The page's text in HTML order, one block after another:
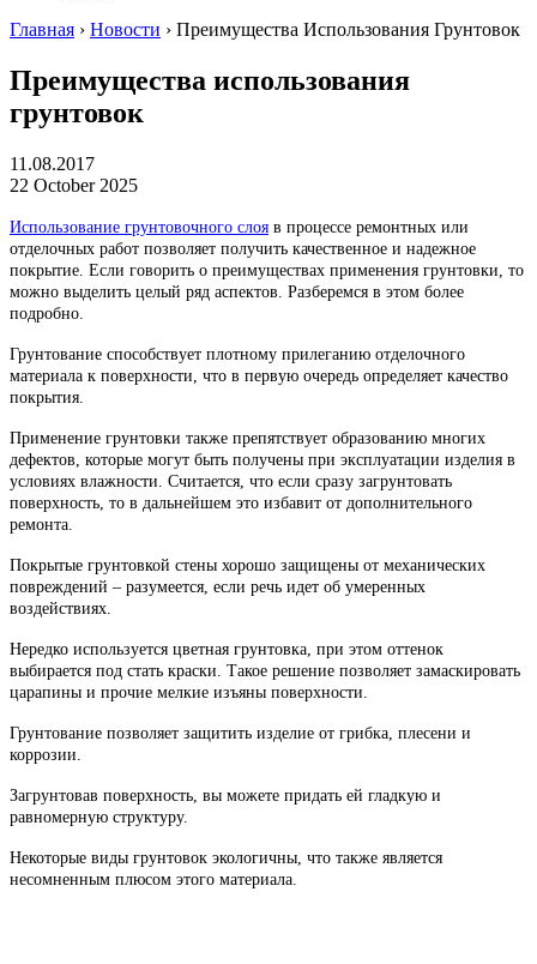
Главная › Новости › Преимущества Использования Грунтовок
Преимущества использования
грунтовок
11.08.2017
22 October 2025
Использование грунтовочного слоя в процессе ремонтных или
отделочных работ позволяет получить качественное и надежное
покрытие. Если говорить о преимуществах применения грунтовки, то
можно выделить целый ряд аспектов. Разберемся в этом более
подробно.
Грунтование способствует плотному прилеганию отделочного
материала к поверхности, что в первую очередь определяет качество
покрытия.
Применение грунтовки также препятствует образованию многих
дефектов, которые могут быть получены при эксплуатации изделия в
условиях влажности. Считается, что если сразу загрунтовать
поверхность, то в дальнейшем это избавит от дополнительного
ремонта.
Покрытые грунтовкой стены хорошо защищены от механических
повреждений – разумеется, если речь идет об умеренных
воздействиях.
Нередко используется цветная грунтовка, при этом оттенок
выбирается под стать краски. Такое решение позволяет замаскировать
царапины и прочие мелкие изъяны поверхности.
Грунтование позволяет защитить изделие от грибка, плесени и
коррозии.
Загрунтовав поверхность, вы можете придать ей гладкую и
равномерную структуру.
Некоторые виды грунтовок экологичны, что также является
несомненным плюсом этого материала.